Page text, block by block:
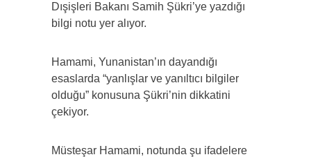
Dışişleri Bakanı Samih Şükri’ye yazdığı
bilgi notu yer alıyor.
Hamami, Yunanistan’ın dayandığı
esaslarda “yanlışlar ve yanıltıcı bilgiler
olduğu” konusuna Şükri’nin dikkatini
çekiyor.
Müsteşar Hamami, notunda şu ifadelere